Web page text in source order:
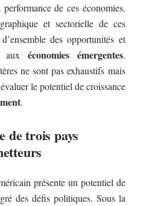
de ces économies.
et sectorielle de ces
des opportunités et
aux économies émergentes.
ne sont pas exhaustifs mais
le potentiel de croissance
.
de trois pays
présente un potentiel de
des défis politiques. Sous la